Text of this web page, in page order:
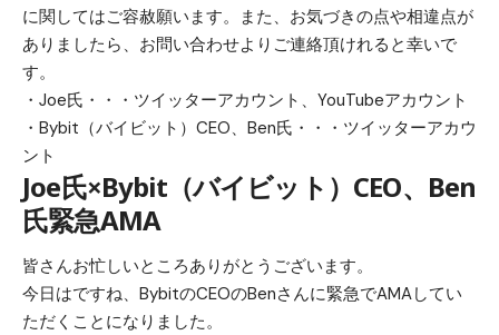
に関してはご容赦願います。また、お気づきの点や相違点が
ありましたら、お問い合わせよりご連絡頂けれると幸いで
す。
・Joe氏・・・ ツイッターアカウント 、 YouTubeアカウント
・Bybit（バイビット）CEO、Ben氏・・・ ツイッターアカウ
ント
Joe氏×Bybit（バイビット）CEO、Ben
氏緊急AMA
皆さんお忙しいところありがとうございます。
今日はですね、BybitのCEOのBenさんに緊急でAMAしてい
ただくことになりました。